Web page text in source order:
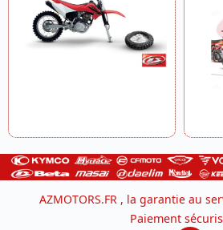
AZMOTORS.FR , la garantie au
Paiement